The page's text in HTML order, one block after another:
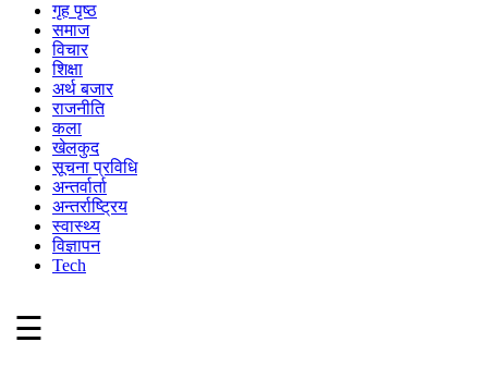
गृह पृष्ठ
समाज
विचार
शिक्षा
अर्थ बजार
राजनीति
कला
खेलकुद
सूचना प्रविधि
अन्तर्वार्ता
अन्तर्राष्ट्रिय
स्वास्थ्य
विज्ञापन
Tech
☰